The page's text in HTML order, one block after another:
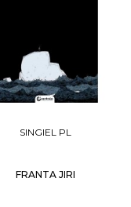
SINGIEL PL
FRANTA JIRI